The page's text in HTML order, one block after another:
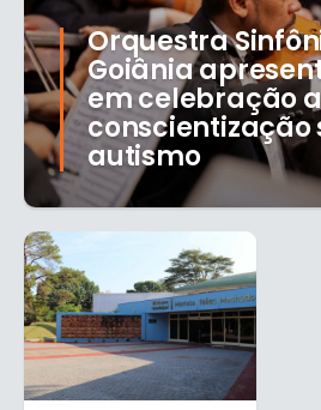
Orquestra
Goiânia
em celebração
conscientização
autismo